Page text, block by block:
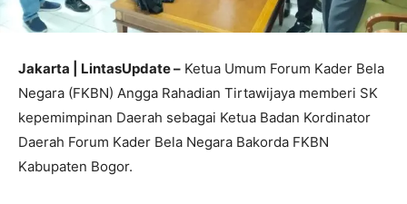
Jakarta | LintasUpdate – Ketua Umum Forum Kader Bela
Negara (FKBN) Angga Rahadian Tirtawijaya memberi SK
kepemimpinan Daerah sebagai Ketua Badan Kordinator
Daerah Forum Kader Bela Negara Bakorda FKBN
Kabupaten Bogor.